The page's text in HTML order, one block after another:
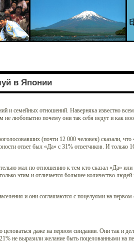
в Японии
и семейных отношений. Наверняка известно
не любопытно почему они так себя ведут и как
(почти 12 000 человек) сказали,
ответ был «Да» с 31% ответчиков. И только
мал по отношению к тем кто сказал «Да»
этим и отличается большее количество
и они соглашаются с поцелуями на первом
даже на первом свидании. Они так и
не выразили желание быть поцелованными на